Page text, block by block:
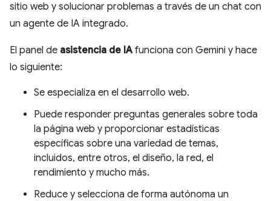
sitio web y solucionar problemas a través de un chat con
un agente de IA integrado.
El panel de asistencia de IA funciona con Gemini y hace
lo siguiente:
Se especializa en el desarrollo web.
Puede responder preguntas generales sobre toda
la página web y proporcionar estadísticas
específicas sobre una variedad de temas,
incluidos, entre otros, el diseño, la red, el
rendimiento y mucho más.
Reduce y selecciona de forma autónoma un